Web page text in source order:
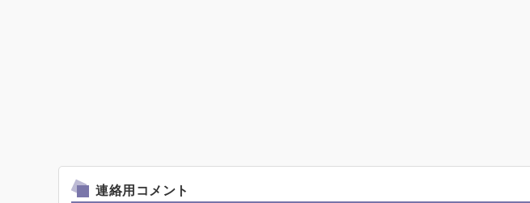
連絡用コメント